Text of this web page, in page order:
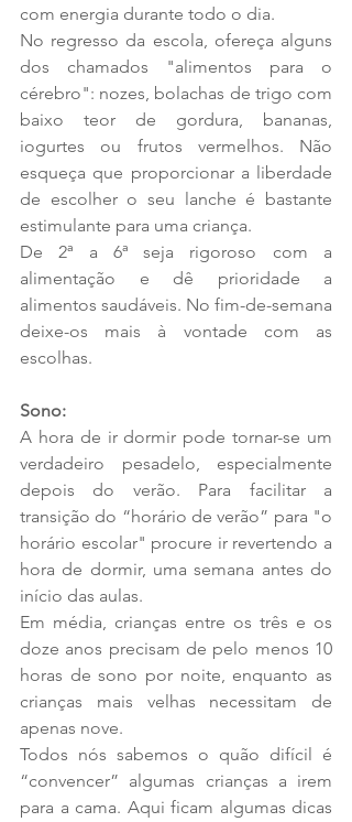
com energia durante todo o dia.
No regresso da escola, ofereça alguns
dos chamados "alimentos para o
cérebro": nozes, bolachas de trigo com
baixo teor de gordura, bananas,
iogurtes ou frutos vermelhos. Não
esqueça que proporcionar a liberdade
de escolher o seu lanche é bastante
estimulante para uma criança.
De 2ª a 6ª seja rigoroso com a
alimentação e dê prioridade a
alimentos saudáveis. No fim-de-semana
deixe-os mais à vontade com as
escolhas.
Sono:
A hora de ir dormir pode tornar-se um
verdadeiro pesadelo, especialmente
depois do verão. Para facilitar a
transição do “horário de verão” para "o
horário escolar" procure ir revertendo a
hora de dormir, uma semana antes do
início das aulas.
Em média, crianças entre os três e os
doze anos precisam de pelo menos 10
horas de sono por noite, enquanto as
crianças mais velhas necessitam de
apenas nove.
Todos nós sabemos o quão difícil é
“convencer” algumas crianças a irem
para a cama. Aqui ficam algumas dicas